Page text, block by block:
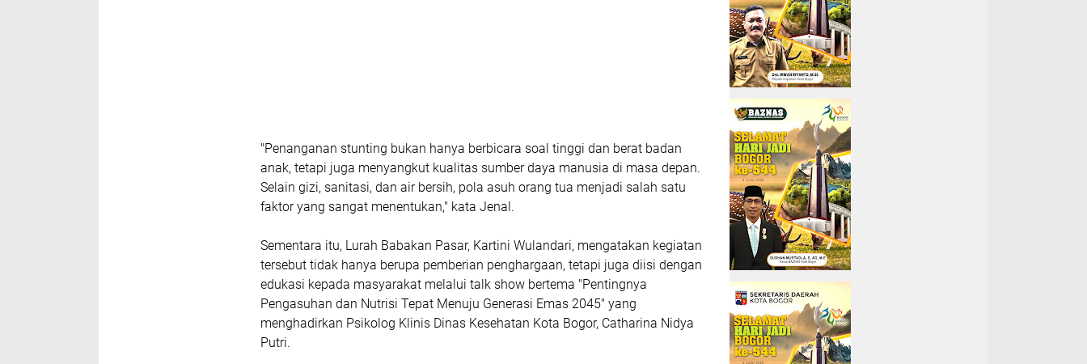
"Penanganan stunting bukan hanya berbicara soal tinggi dan berat badan
anak, tetapi juga menyangkut kualitas sumber daya manusia di masa depan.
Selain gizi, sanitasi, dan air bersih, pola asuh orang tua menjadi salah satu
faktor yang sangat menentukan," kata Jenal.
Sementara itu, Lurah Babakan Pasar, Kartini Wulandari, mengatakan kegiatan
tersebut tidak hanya berupa pemberian penghargaan, tetapi juga diisi dengan
edukasi kepada masyarakat melalui talk show bertema "Pentingnya
Pengasuhan dan Nutrisi Tepat Menuju Generasi Emas 2045" yang
menghadirkan Psikolog Klinis Dinas Kesehatan Kota Bogor, Catharina Nidya
Putri.